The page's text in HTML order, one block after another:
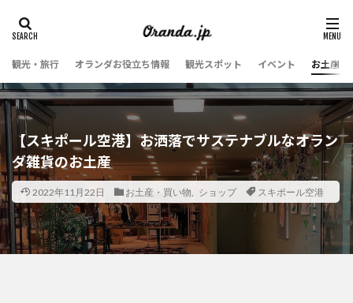
観光・旅行 オランダお役立ち情報 観光スポット イベント お土産・
【スキポール空港】お洒落でサステナブルなオラン
ダ雑貨のお土産
2022年11月22日 お土産・買い物 ショップ スキポール空港